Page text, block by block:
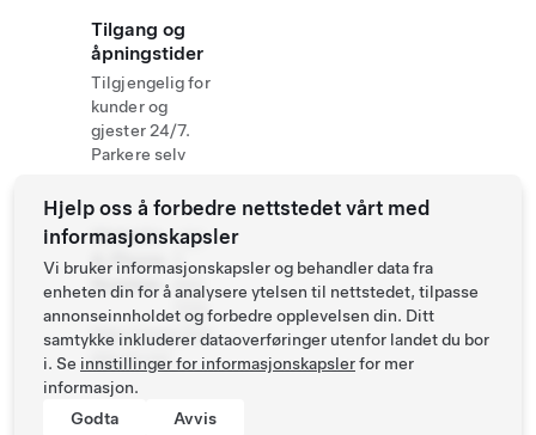
Tilgang og
åpningstider
Tilgjengelig for
kunder og
gjester 24/7.
Parkere selv
Website
& Phone
Number
+64
450
1100
http://www.ther
ees.co.nz/
Hjelp oss å forbedre nettstedet vårt med
informasjonskapsler
Vi bruker informasjonskapsler og behandler data fra
enheten din for å analysere ytelsen til nettstedet, tilpasse
annonseinnholdet og forbedre opplevelsen din. Ditt
samtykke inkluderer dataoverføringer utenfor landet du bor
i. Se innstillinger for informasjonskapslerfor mer
informasjon.
Godta
Avvis